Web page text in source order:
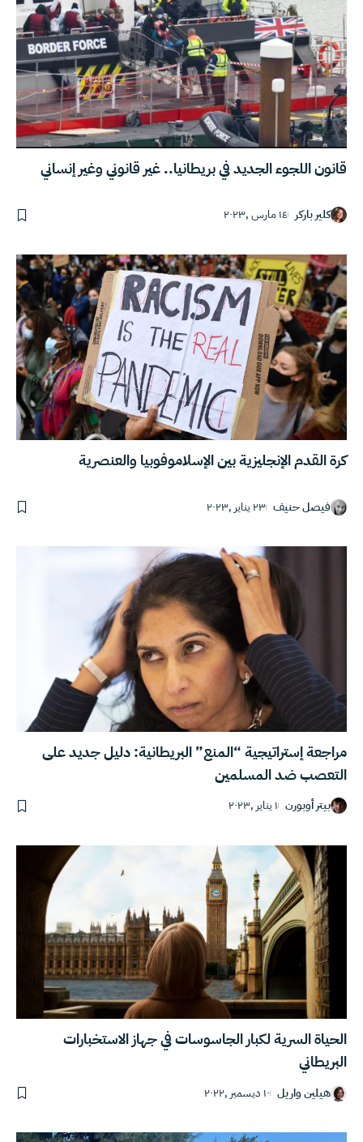
قانون اللجوء الجديد في بريطانيا.. غير قانوني وغير إنساني
كلير باركر ١٤ مارس ,٢٠٢٣
كرة القدم الإنجليزية بين الإسلاموفوبيا والعنصرية
فيصل حنيف ٢٣ يناير ,٢٠٢٣
مراجعة إستراتيجية “المنع” البريطانية: دليل جديد على
التعصب ضد المسلمين
بيتر أوبورن ١ يناير ,٢٠٢٣
الحياة السرية لكبار الجاسوسات في جهاز الاستخبارات
البريطاني
هيلين واريل ١٠ ديسمبر ,٢٠٢٢